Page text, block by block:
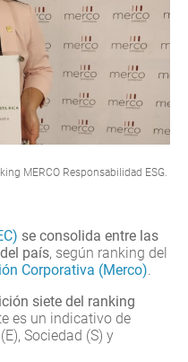
MERCO Responsabilidad ESG.
se consolida entre las
país, según ranking del
Corporativa (Merco).
siete del ranking
es un indicativo de
Sociedad (S) y